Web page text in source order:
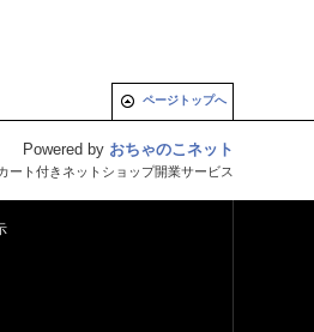
ページトップへ
Powered by おちゃのこネット
ート付きネットショップ開業サービス